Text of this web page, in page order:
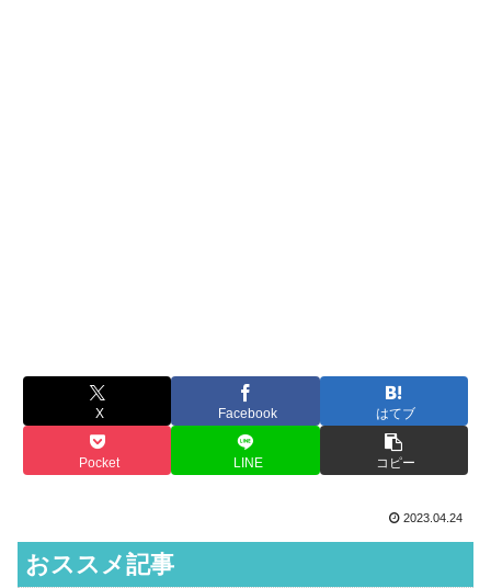
X Facebook はてブ
Pocket LINE コピー
2023.04.24
おススメ記事